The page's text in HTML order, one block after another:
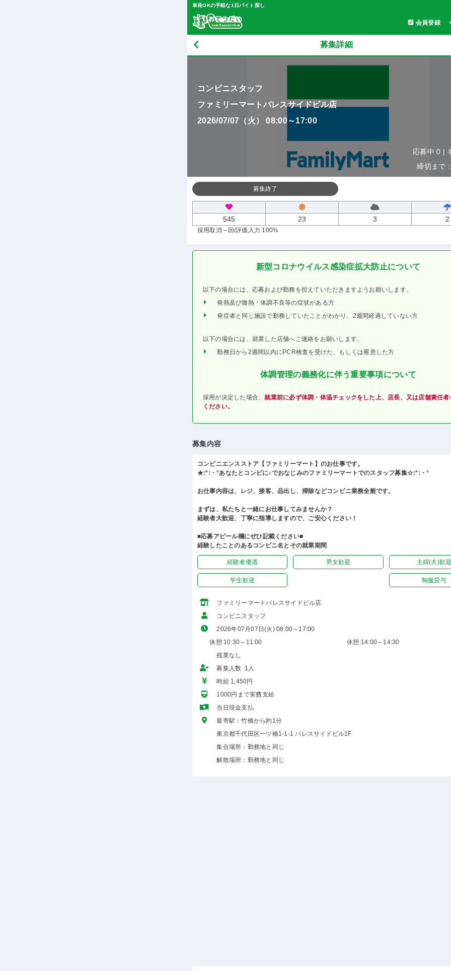
単発OKの手軽な1日バイト探し
会員登録
募集詳細
コンビニスタッフ
ファミリーマートパレスサイドビル店
2026/07/07（火） 08:00～17:00
応募中 0 |
締切まで
募集終了
545 23 3 2
採用取消 --回/評価入力 100%
新型コロナウイルス感染症拡大防止について
以下の場合には、応募および勤務を控えていただきますようお願いします。
発熱及び微熱・体調不良等の症状がある方
発症者と同じ施設で勤務していたことがわかり、2週間経過していない方
以下の場合には、就業した店舗へご連絡をお願いします。
勤務日から2週間以内にPCR検査を受けた、もしくは罹患した方
体調管理の義務化に伴う重要事項について
採用が決定した場合、就業前に必ず体調・体温チェックをした上、店長、又は店舗責任者
ください。
募集内容
コンビニエンスストア【ファミリーマート】のお仕事です。
★:*:・°あなたとコンビに♪でおなじみのファミリーマートでのスタッフ募集☆:*:・°
お仕事内容は、レジ、接客、品出し、掃除などコンビニ業務全般です。
まずは、私たちと一緒にお仕事してみませんか？
経験者大歓迎、丁寧に指導しますので、ご安心ください！
■応募アピール欄にぜひ記載ください■
経験したことのあるコンビニ名とその就業期間
経験者優遇 男女歓迎 主婦(夫)歓
学生歓迎 制服貸与
ファミリーマートパレスサイドビル店
コンビニスタッフ
2026年07月07日(火) 08:00～17:00
休憩:10:30～11:00
休憩:14:00～14:30
残業なし
募集人数 1人
時給 1,450円
1000円まで実費支給
当日現金支払
最寄駅：竹橋から約1分
東京都千代田区一ツ橋1-1-1 パレスサイドビル1F
集合場所：勤務地と同じ
解散場所：勤務地と同じ